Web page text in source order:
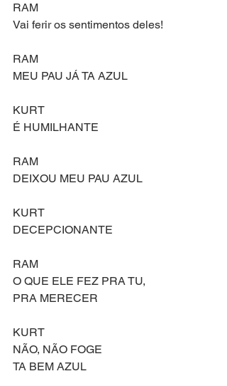
RAM
Vai ferir os sentimentos deles!
RAM
MEU PAU JÁ TA AZUL
KURT
É HUMILHANTE
RAM
DEIXOU MEU PAU AZUL
KURT
DECEPCIONANTE
RAM
O QUE ELE FEZ PRA TU,
PRA MERECER
KURT
NÃO, NÃO FOGE
TA BEM AZUL